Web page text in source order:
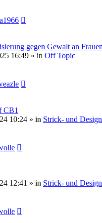
gegen Gewalt an Frauen
16:49 » in Off Topic
CB1
10:24 » in Strick- und
12:41 » in Strick- und